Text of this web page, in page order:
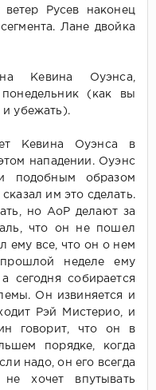
Русев наконец
Лане двойка
Кевина Оуэнса,
(как вы
и убежать).
Кевина Оуэнса в
нападении. Оуэнс
подобным образом
им это сделать.
но АоР делают за
что он не пошел
ему все, что он о нем
неделе ему
сегодня собирается
Он извиняется и
Рэй Мистерио, и
говорит, что он в
порядке, когда
надо, он его всегда
не хочет впутывать